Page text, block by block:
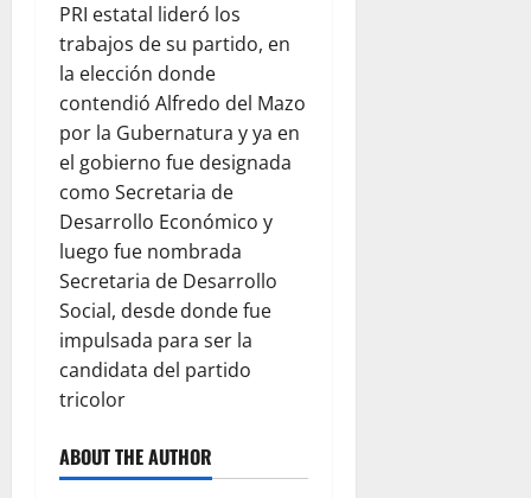
PRI estatal lideró los
trabajos de su partido, en
la elección donde
contendió Alfredo del Mazo
por la Gubernatura y ya en
el gobierno fue designada
como Secretaria de
Desarrollo Económico y
luego fue nombrada
Secretaria de Desarrollo
Social, desde donde fue
impulsada para ser la
candidata del partido
tricolor
ABOUT THE AUTHOR